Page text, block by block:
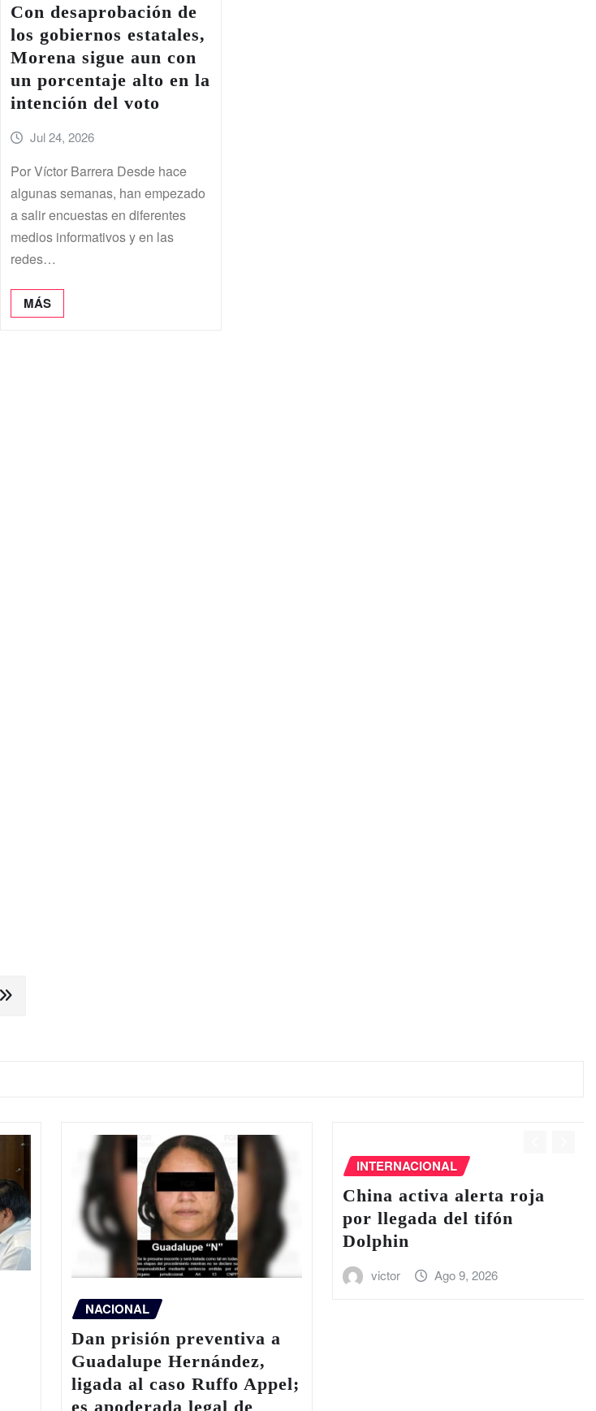
Con desaprobación de
los gobiernos estatales,
Morena sigue aun con
un porcentaje alto en la
intención del voto
Jul 24, 2026
Por Víctor Barrera Desde hace
algunas semanas, han empezado
a salir encuestas en diferentes
medios informativos y en las
redes…
MÁS
NACIONAL
Dan prisión preventiva a
Guadalupe Hernández,
ligada al caso Ruffo Appel;
es apoderada legal de
INTERNACIONAL
China activa alerta roja
por llegada del tifón
Dolphin
victor Ago 9, 2026